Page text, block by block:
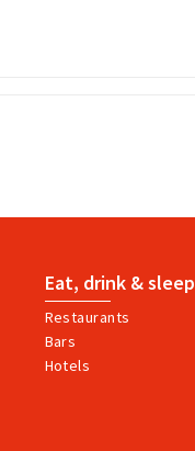
Eat, drink & sleep
Restaurants
Bars
Hotels